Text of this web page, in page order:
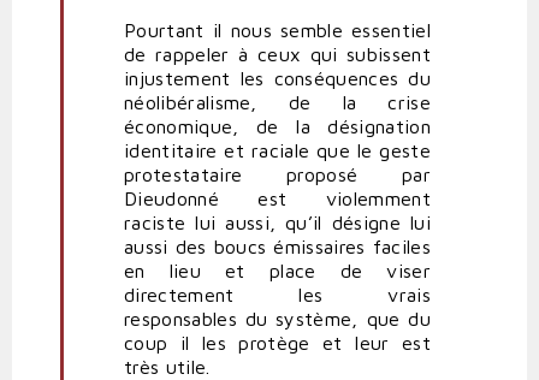
Pourtant il nous semble essentiel
de rappeler à ceux qui subissent
injustement les conséquences du
néolibéralisme, de la crise
économique, de la désignation
identitaire et raciale que le geste
protestataire proposé par
Dieudonné est violemment
raciste lui aussi, qu’il désigne lui
aussi des boucs émissaires faciles
en lieu et place de viser
directement les vrais
responsables du système, que du
coup il les protège et leur est
très utile.